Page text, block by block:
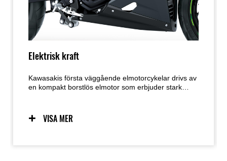
Elektrisk kraft
Kawasakis första väggående elmotorcykelar drivs av
en kompakt borstlös elmotor som erbjuder stark
medan unika EV-funktioner som e-Boost och Walk
Mode bidrar till den roliga upplevelsen. Den
VISA MER